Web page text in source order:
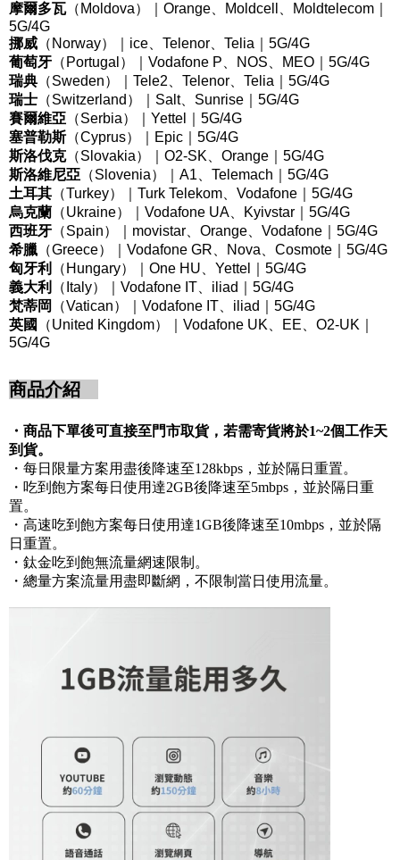
摩爾多瓦（Moldova）｜ Orange Moldcell Moldtelecom
5G/4G
挪威 （Norway）｜ ice Telenor Telia ｜5G/4G
葡萄牙 （Portugal ）｜ Vodafone P NOS MEO ｜5G/4G
瑞典 （Sweden）｜ Tele2 Telenor Telia ｜5G/4G
瑞士 （Switzerland ）｜ Salt、 Sunrise ｜5G/4G
賽爾維亞 （Serbia）｜ Yettel
｜5G/4G
塞普勒斯（Cyprus）｜ Epic ｜5G/4G
斯洛伐克（Slovakia）｜ O2-SK Orange ｜5G/4G
斯洛維尼亞 （Slovenia）｜ A1 Telemach ｜5G/4G
土耳其 （Turkey）｜ Turk Telekom Vodafone ｜5G/4G
烏克蘭 （Ukraine）｜ Vodafone UA Kyivstar ｜5G/4G
西班牙 （Spain）｜ movistar Orange Vodafone ｜5G/4G
希臘 （Greece）｜ Vodafone GR Nova Cosmote ｜5G/4G
匈牙利
（Hungary）｜ One HU Yettel
｜5G/4G
義大利
（Italy）｜ Vodafone IT iliad
｜5G/4G
梵蒂岡
（Vatican）｜ Vodafone IT iliad
｜5G/4G
英國
（United Kingdom）｜ Vodafone UK EE O2-UK
5G/4G
商品介紹
・商品下單後可直接至門市取貨，若需寄貨將於1~2個工作天
到貨。
・ 每日限量方案用盡後降速至128kbps， 並於隔日重置。
・吃到飽方案每日使用達2GB後降速至5mbps，並於隔日重
置。
・高速吃到飽方案每日使用達1GB後降速至10mbps，並於隔
日重置。
・鈦金吃到飽無流量網速限制。
・ 總量方案流量用盡即斷網，不限制當日使用流量。